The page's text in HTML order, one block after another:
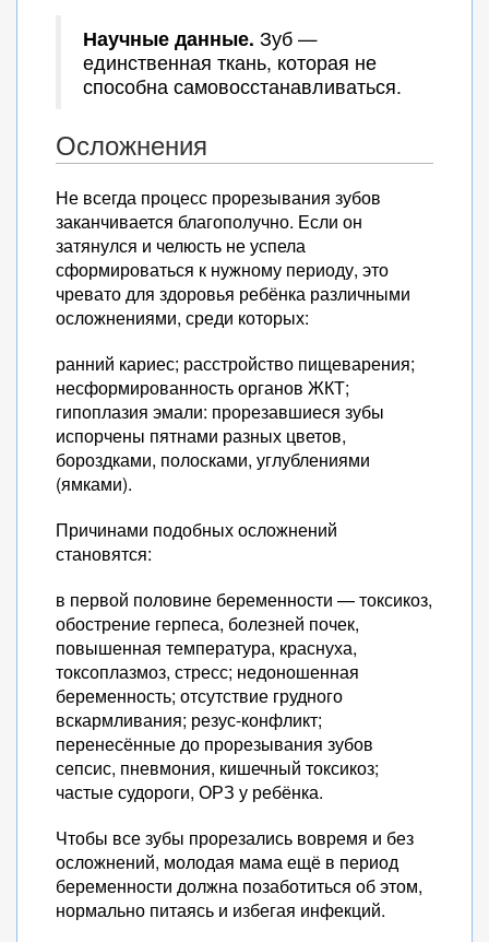
Научные данные. Зуб —
единственная ткань, которая не
способна самовосстанавливаться.
Осложнения
Не всегда процесс прорезывания зубов
заканчивается благополучно. Если он
затянулся и челюсть не успела
сформироваться к нужному периоду, это
чревато для здоровья ребёнка различными
осложнениями, среди которых:
ранний кариес; расстройство пищеварения;
несформированность органов ЖКТ;
гипоплазия эмали: прорезавшиеся зубы
испорчены пятнами разных цветов,
бороздками, полосками, углублениями
(ямками).
Причинами подобных осложнений
становятся:
в первой половине беременности — токсикоз,
обострение герпеса, болезней почек,
повышенная температура, краснуха,
токсоплазмоз, стресс; недоношенная
беременность; отсутствие грудного
вскармливания; резус-конфликт;
перенесённые до прорезывания зубов
сепсис, пневмония, кишечный токсикоз;
частые судороги, ОРЗ у ребёнка.
Чтобы все зубы прорезались вовремя и без
осложнений, молодая мама ещё в период
беременности должна позаботиться об этом,
нормально питаясь и избегая инфекций.